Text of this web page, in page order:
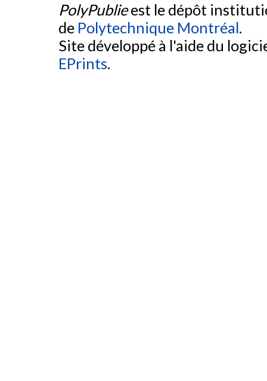
PolyPublieest le dépôt
de Polytechnique Montréal.
Site développé à l'aide du
EPrints.